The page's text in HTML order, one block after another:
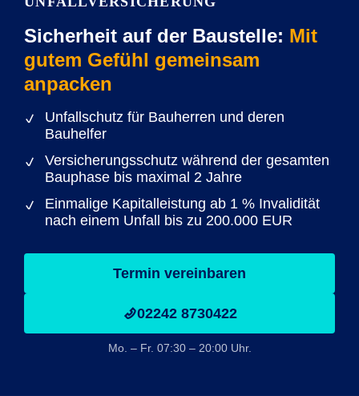
Sicherheit auf der Baustelle: Mit
gutem Gefühl gemeinsam
anpacken
Unfallschutz für Bauherren und deren
Bauhelfer
Versicherungsschutz während der gesamten
Bauphase bis maximal 2 Jahre
Einmalige Kapitalleistung ab 1 % Invalidität
nach einem Unfall bis zu 200.000 EUR
Termin vereinbaren
02242 8730422
Mo. – Fr. 07:30 – 20:00 Uhr.